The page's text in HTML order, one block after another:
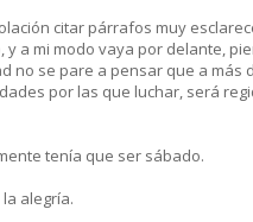
citar párrafos muy
y a mi modo vaya por delante,
no se pare a pensar que a más
por las que luchar, será
tenía que ser sábado.
alegría.